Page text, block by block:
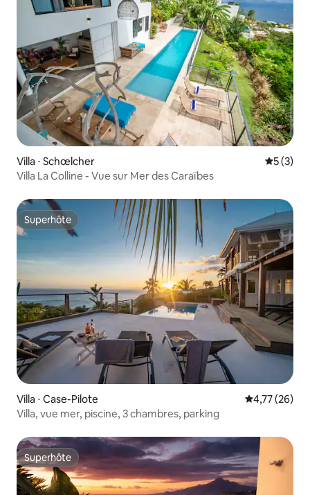
Villa ⋅ Schœlcher
5 (3)
Villa La Colline - Vue sur Mer des Caraïbes
Superhôte
Superhôte
Villa ⋅ Case-Pilote Évaluation
4,77 (26)
Villa, vue mer, piscine, 3 chambres, parking
Superhôte
Superhôte